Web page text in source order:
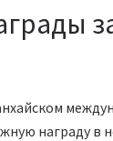
награду в